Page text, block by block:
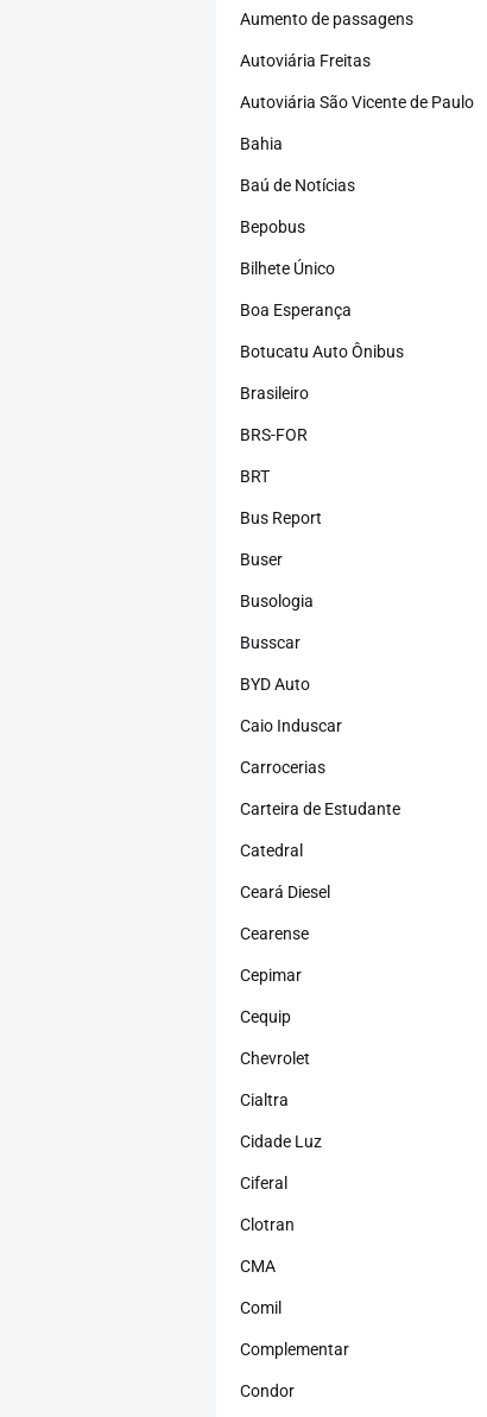
Aumento de passagens
Autoviária Freitas
Autoviária São Vicente de Paulo
Bahia
Baú de Notícias
Bepobus
Bilhete Único
Boa Esperança
Botucatu Auto Ônibus
Brasileiro
BRS-FOR
BRT
Bus Report
Buser
Busologia
Busscar
BYD Auto
Caio Induscar
Carrocerias
Carteira de Estudante
Catedral
Ceará Diesel
Cearense
Cepimar
Cequip
Chevrolet
Cialtra
Cidade Luz
Ciferal
Clotran
CMA
Comil
Complementar
Condor